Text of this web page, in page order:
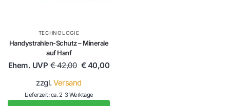
TECHNOLOGIE
Handystrahlen-Schutz – Minerale
auf Hanf
Ehem. UVP €42,00 €40,00
zzgl.Versand
Lieferzeit: ca. 2-3 Werktage